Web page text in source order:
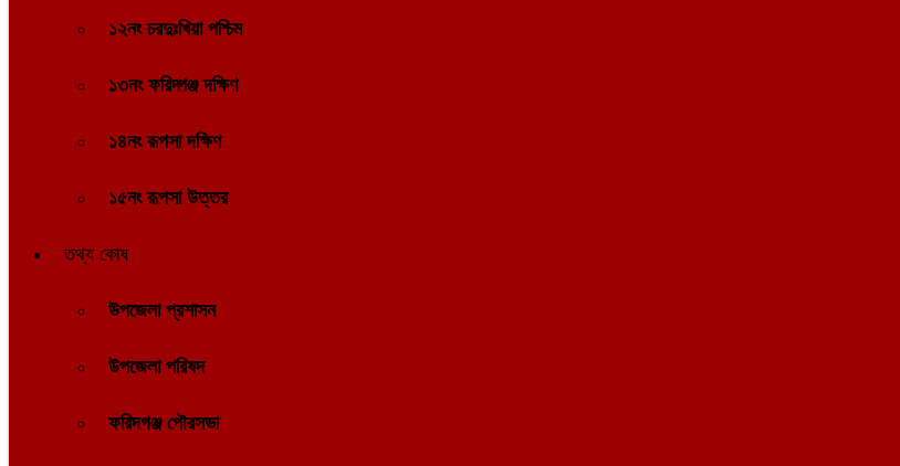
১২নং চরদুঃখিয়া পশ্চিম
১৩নং ফরিদ্গঞ্জ দক্ষিণ
১৪নং রূপসা দক্ষিণ
১৫নং রূপসা উত্তর
তথ্য কোষ
উপজেলা প্রশাসন
উপজেলা পরিষদ
ফরিদগঞ্জ পৌরসভা